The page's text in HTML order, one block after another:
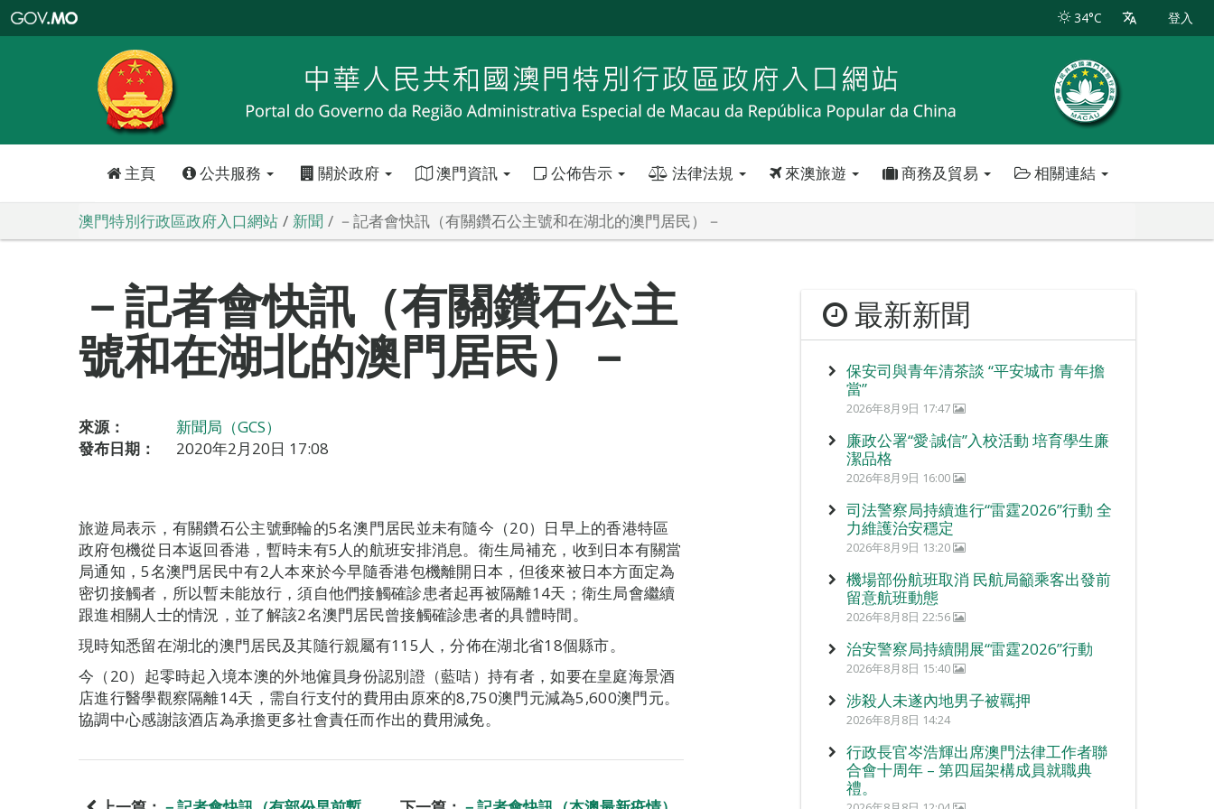
特
政
區
政
口
34°C 登入
主頁 公共服務 關於政府 澳門資訊 公佈告示 法律法規 來澳旅遊 商務及貿易 相關連結
澳門特別行政區政府入口網站 新聞 －記者會快訊（有關鑽石公主號和在湖北的澳門居民）－
－記者會快訊（有關鑽石公主
號和在湖北的澳門居民）－
來源：
新聞局（GCS）
發布日期：
2020年2月20日 17:08
旅遊局表示，有關鑽石公主號郵輪的5名澳門居民並未有隨今（20）日早上的香港特區
政府包機從日本返回香港，暫時未有5人的航班安排消息。衛生局補充，收到日本有關當
局通知，5名澳門居民中有2人本來於今早隨香港包機離開日本，但後來被日本方面定為
密切接觸者，所以暫未能放行，須自他們接觸確診患者起再被隔離14天；衛生局會繼續
跟進相關人士的情況，並了解該2名澳門居民曾接觸確診患者的具體時間。
現時知悉留在湖北的澳門居民及其隨行親屬有115人，分佈在湖北省18個縣市。
今（20）起零時起入境本澳的外地僱員身份認別證（藍咭）持有者，如要在皇庭海景酒
店進行醫學觀察隔離14天，需自行支付的費用由原來的8,750澳門元減為5,600澳門元。
協調中心感謝該酒店為承擔更多社會責任而作出的費用減免。
最新新聞
保安司與青年清茶談 “平安城市 青年擔
當”
2026年8月9日 17:47
廉政公署“愛‧誠信”入校活動 培育學生廉
潔品格
2026年8月9日 16:00
司法警察局持續進行“雷霆2026”行動 全
力維護治安穩定
2026年8月9日 13:20
機場部份航班取消 民航局籲乘客出發前
留意航班動態
2026年8月8日 22:56
治安警察局持續開展“雷霆2026”行動
2026年8月8日 15:40
涉殺人未遂內地男子被羈押
2026年8月8日 14:24
行政長官岑浩輝出席澳門法律工作者聯
合會十周年 – 第四屆架構成員就職典
禮。